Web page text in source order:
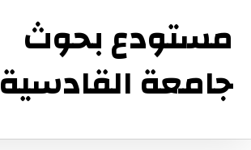
مستودع بحوث
جامعة القادسية